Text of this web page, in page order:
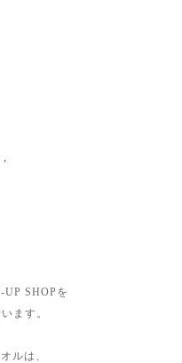
'
UP SHOPを
ます。
ルは、